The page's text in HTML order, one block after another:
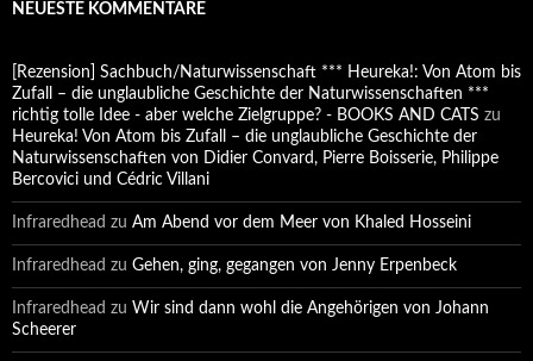
NEUESTE KOMMENTARE
[Rezension] Sachbuch/Naturwissenschaft *** Heureka!: Von Atom bis
Zufall – die unglaubliche Geschichte der Naturwissenschaften ***
richtig tolle Idee - aber welche Zielgruppe? - BOOKS AND CATS zu
Heureka! Von Atom bis Zufall – die unglaubliche Geschichte der
Naturwissenschaften von Didier Convard, Pierre Boisserie, Philippe
Bercovici und Cédric Villani
Infraredhead zu Am Abend vor dem Meer von Khaled Hosseini
Infraredhead zu Gehen, ging, gegangen von Jenny Erpenbeck
Infraredhead zu Wir sind dann wohl die Angehörigen von Johann
Scheerer